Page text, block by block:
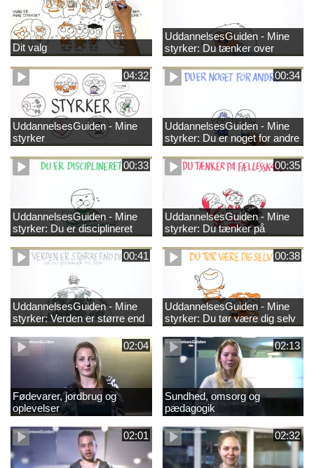
Dit valg
UddannelsesGuiden - Mine
styrker: Du tænker over
tingene
04:32
UddannelsesGuiden - Mine
styrker
00:34
UddannelsesGuiden - Mine
styrker: Du er noget for andre
00:33
UddannelsesGuiden - Mine
styrker: Du er disciplineret
00:35
UddannelsesGuiden - Mine
styrker: Du tænker på
fællesskabet
00:41
UddannelsesGuiden - Mine
styrker: Verden er større end
dig og du bidrager til den
00:38
UddannelsesGuiden - Mine
styrker: Du tør være dig selv
02:04
Fødevarer, jordbrug og
oplevelser
02:13
Sundhed, omsorg og
pædagogik
02:01 02:32